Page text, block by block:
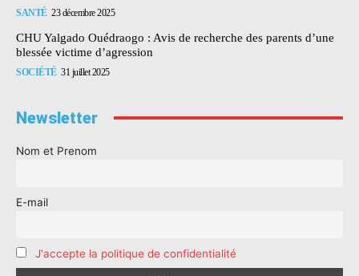
SANTÉ 23 décembre 2025
CHU Yalgado Ouédraogo : Avis de recherche des parents d’une
blessée victime d’agression
SOCIÉTÉ 31 juillet 2025
Newsletter
Nom et Prenom
E-mail
J'accepte la politique de confidentialité